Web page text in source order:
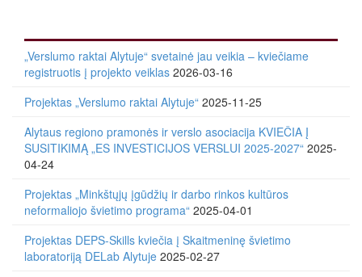
„Verslumo raktai Alytuje“ svetainė jau veikia – kviečiame
registruotis į projekto veiklas 2026-03-16
Projektas „Verslumo raktai Alytuje“ 2025-11-25
Alytaus regiono pramonės ir verslo asociacija KVIEČIA Į
SUSITIKIMĄ „ES INVESTICIJOS VERSLUI 2025-2027“ 2025-
04-24
Projektas „Minkštųjų įgūdžių ir darbo rinkos kultūros
neformaliojo švietimo programa“ 2025-04-01
Projektas DEPS-Skills kviečia į Skaitmeninę švietimo
laboratoriją DELab Alytuje 2025-02-27